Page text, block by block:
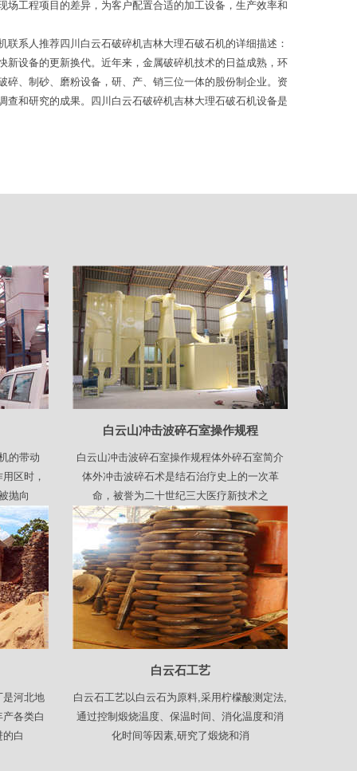
工程项目的差异，为客户配置合适的加工设备，生产效率和
系人推荐四川白云石破碎机吉林大理石破石机的详细描述：
设备的更新换代。近年来，金属破碎机技术的日益成熟，环
、制砂、磨粉设备，研、产、销三位一体的股份制企业。资
和研究的成果。四川白云石破碎机吉林大理石破石机设备是
的带动
区时，
抛向
白云山冲击波碎石室操作规程
白云山冲击波碎石室操作规程体外碎石室简介
体外冲击波碎石术是结石治疗史上的一次革
命，被誉为二十世纪三大医疗新技术之
是河北地
各类白
白
白云石工艺
白云石工艺以白云石为原料,采用柠檬酸测定法,
通过控制煅烧温度、保温时间、消化温度和消
化时间等因素,研究了煅烧和消